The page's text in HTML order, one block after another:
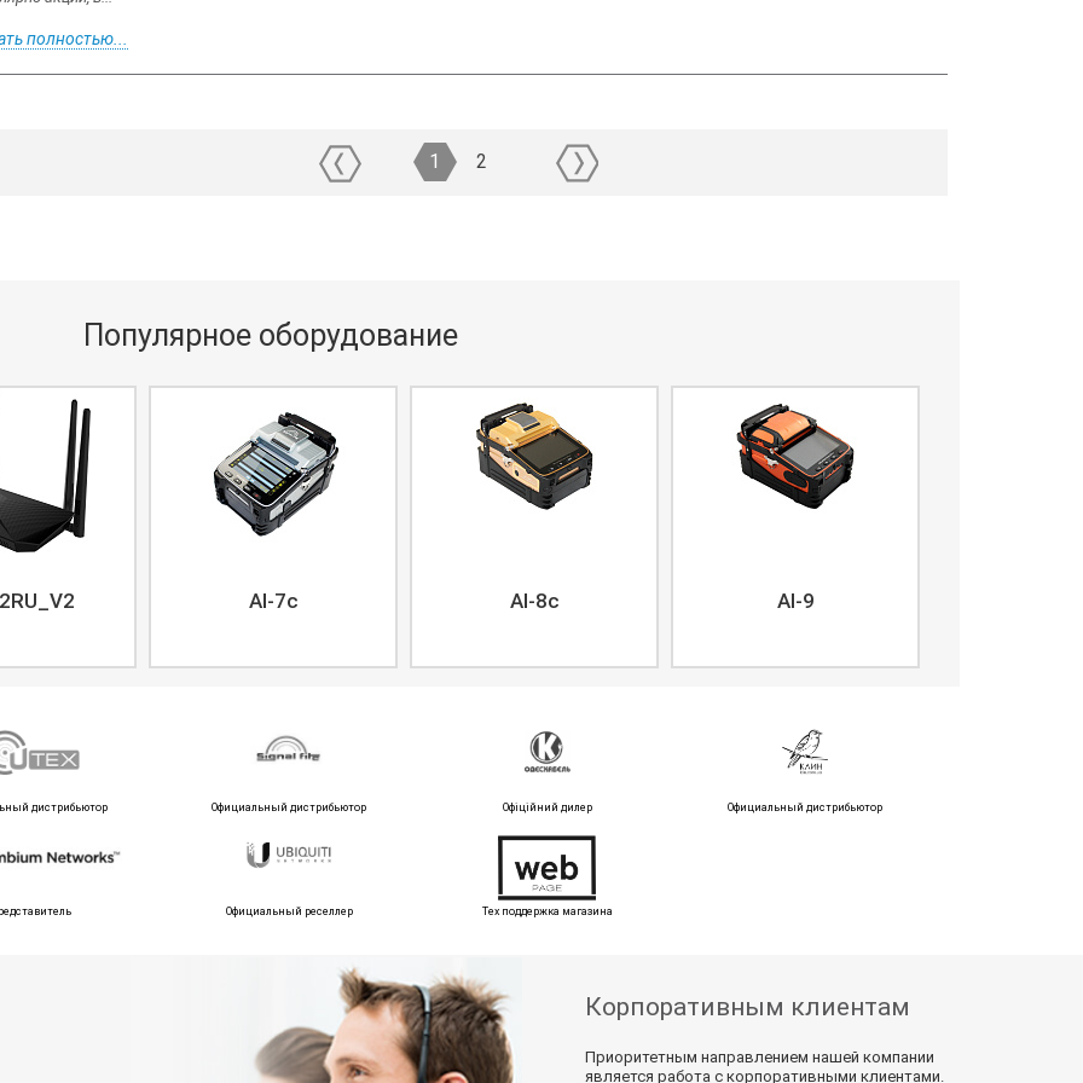
полностью...
1 2
Популярное оборудование
AI-7c AI-8c AI-9
дистрибьютор Официальный дистрибьютор Офіційний дилер Официальный дистрибьютор
Официальный реселлер Тех поддержка магазина
Корпоративным клиентам
Приоритетным направлением нашей компании
является работа с корпоративными клиентами.